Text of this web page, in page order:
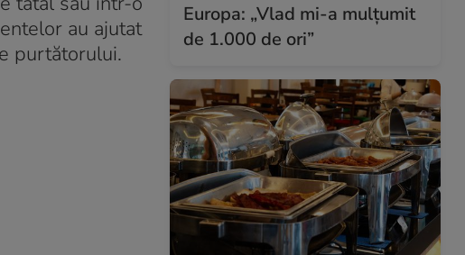
au ajutat
purtătorului.
Europa: „Vlad mi-a mulțumit
de 1.000 de ori”